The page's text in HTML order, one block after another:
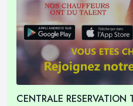
CENTRALE RESERVATION